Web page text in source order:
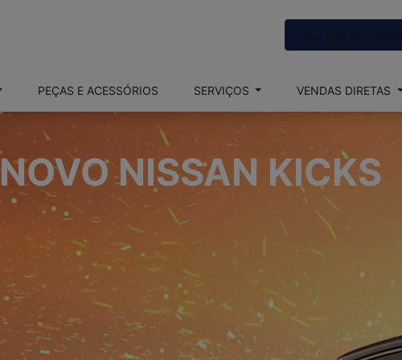
PEÇAS E ACESSÓRIOS SERVIÇOS VENDAS DIRETAS
NOVO NISSAN KICKS